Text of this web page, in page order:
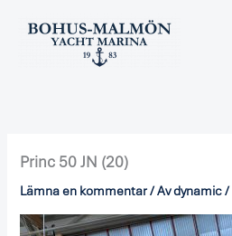
Princ 50 JN (20)
Lämna en kommentar/ Avdynamic/